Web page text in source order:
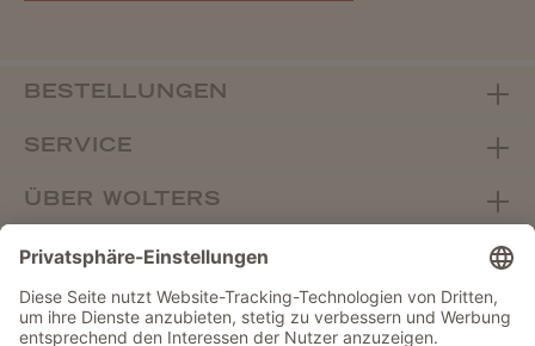
BESTELLUNGEN
SERVICE
ÜBER WOLTERS
FACHHANDEL
Vertrag widerrufen